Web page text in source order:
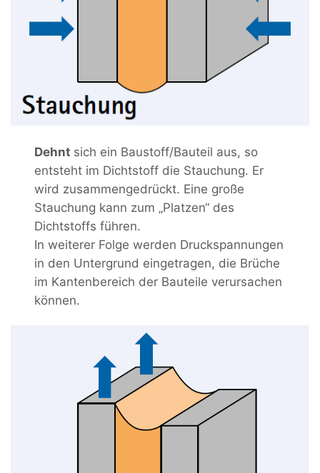
Dehnt sich ein Baustoff/Bauteil aus, so
entsteht im Dichtstoff die Stauchung. Er
wird zusammengedrückt. Eine große
Stauchung kann zum „Platzen“ des
Dichtstoffs führen.
In weiterer Folge werden Druckspannungen
in den Untergrund eingetragen, die Brüche
im Kantenbereich der Bauteile verursachen
können.